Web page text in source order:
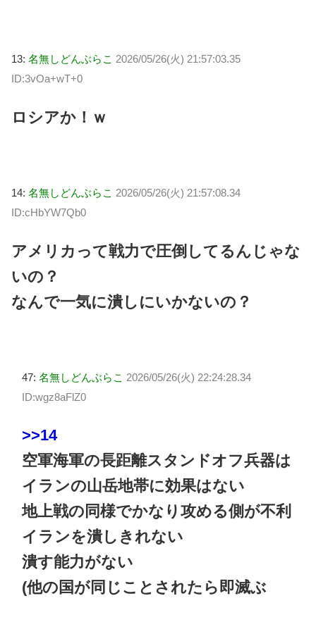
13: 名無しどんぶらこ 2026/05/26(火) 21:57:03.35
ID:3vOa+wT+0
ロシアか！ｗ
14: 名無しどんぶらこ 2026/05/26(火) 21:57:08.34
ID:cHbYW7Qb0
アメリカって戦力で圧倒してるんじゃな
いの？
なんで一気に潰しにいかないの？
47: 名無しどんぶらこ 2026/05/26(火) 22:24:28.34
ID:wgz8aFlZ0
>>14
空軍海軍の長距離スタンドオフ兵器は
イランの山岳地帯に効果はない
地上戦の同様でかなり攻める側が不利
イランを潰しきれない
潰す能力がない
(他の国が同じことされたら即滅ぶ